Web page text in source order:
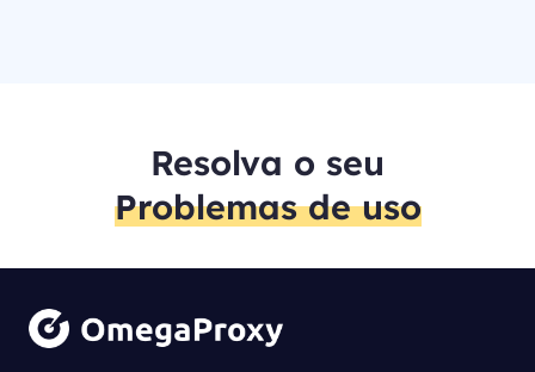
Resolva o seu
Problemas de uso